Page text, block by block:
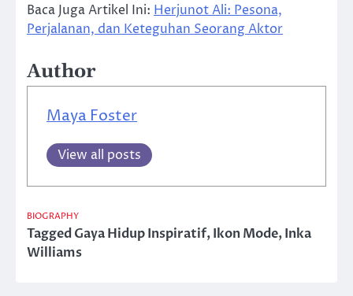
Baca Juga Artikel Ini: Herjunot Ali: Pesona,
Perjalanan, dan Keteguhan Seorang Aktor
Author
Maya Foster
View all posts
BIOGRAPHY
TaggedGaya Hidup Inspiratif,Ikon Mode,Inka
Williams